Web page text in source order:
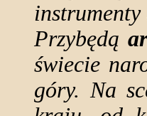
Przybędą
świecie
góry. Na